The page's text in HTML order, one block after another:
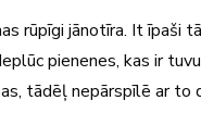
rūpīgi jānotīra. It īpaši
pienenes, kas ir
tādēļ nepārspīlē ar to